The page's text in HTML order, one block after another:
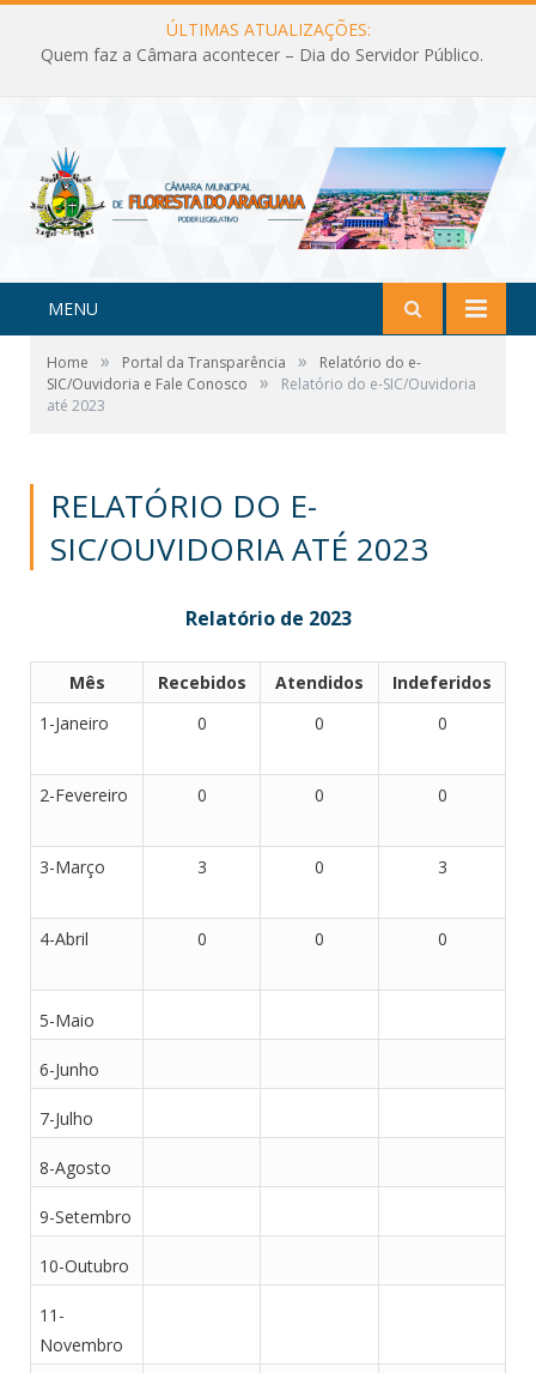
ÚLTIMAS ATUALIZAÇÕES:
Quem faz a Câmara acontecer – Dia do Servidor Público.
MENU
Home » Portal da Transparência »
Relatório do e-
SIC/Ouvidoria e Fale Conosco
»
Relatório do e-SIC/Ouvidoria
até 2023
RELATÓRIO DO E-
SIC/OUVIDORIA ATÉ 2023
Relatório de 2023
Mês Recebidos Atendidos
Indeferidos
1-Janeiro
0 0 0
2-Fevereiro 0 0 0
3-Março 3 0 3
4-Abril 0 0 0
5-Maio
6-Junho
7-Julho
8-Agosto
9-Setembro
10-Outubro
11-
Novembro